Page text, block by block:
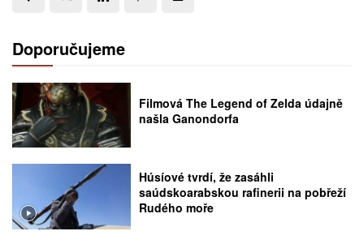
Doporučujeme
Filmová The Legend of Zelda údajně
našla Ganondorfa
Húsíové tvrdí, že zasáhli
saúdskoarabskou rafinerii na pobřeží
Rudého moře